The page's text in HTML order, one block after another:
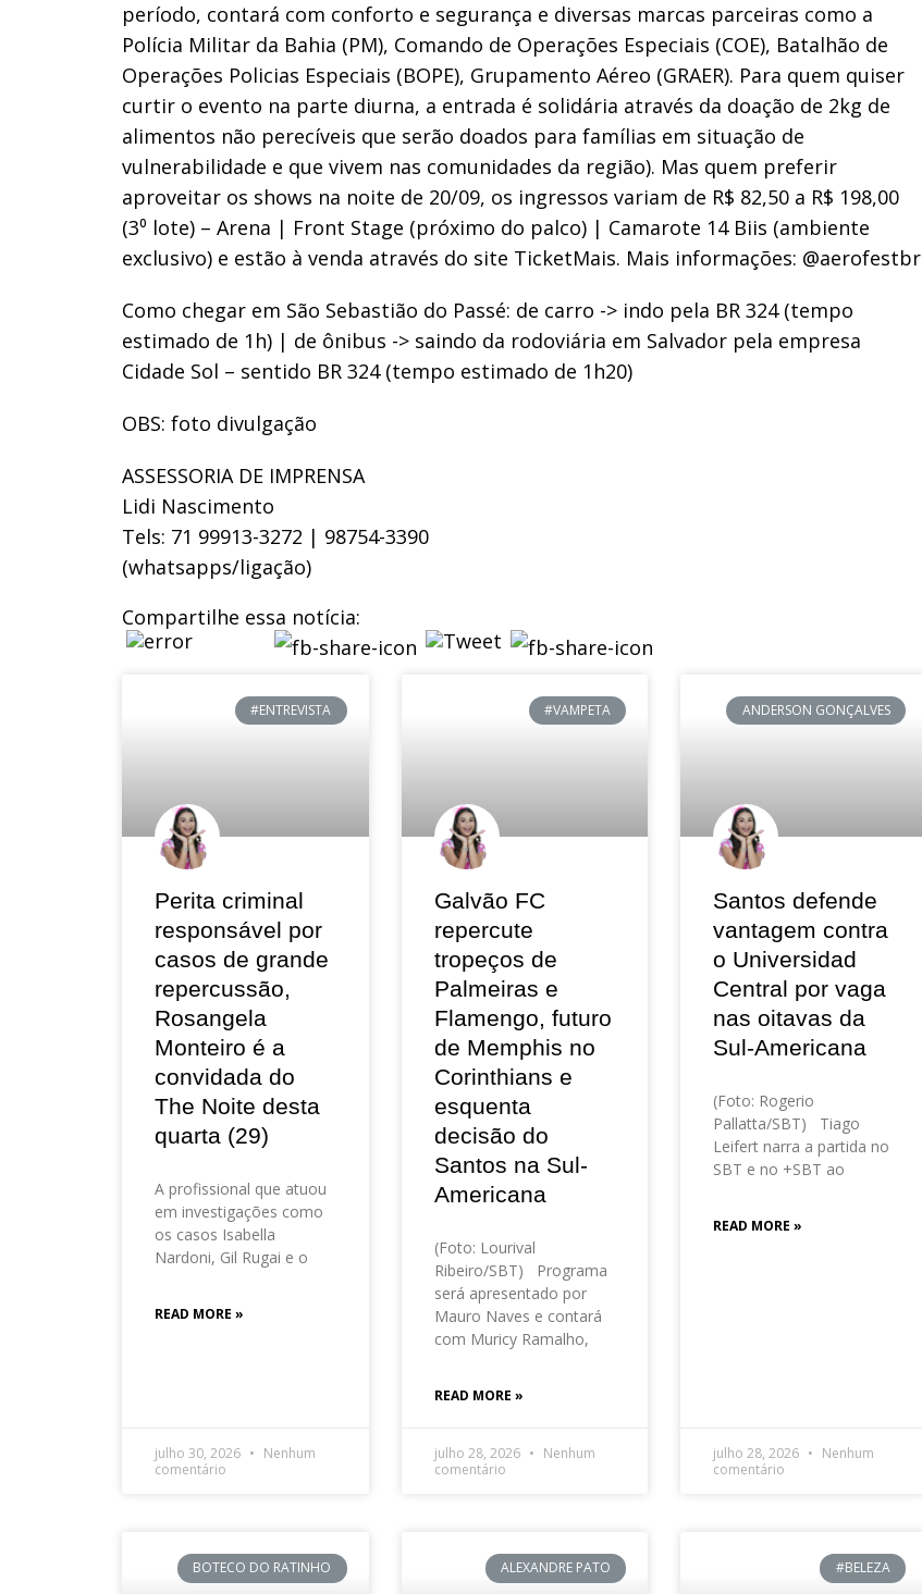
período, contará com conforto e segurança e diversas marcas parceiras como a
Polícia Militar da Bahia (PM), Comando de Operações Especiais (COE), Batalhão de
Operações Policias Especiais (BOPE), Grupamento Aéreo (GRAER). Para quem quiser
curtir o evento na parte diurna, a entrada é solidária através da doação de 2kg de
alimentos não perecíveis que serão doados para famílias em situação de
vulnerabilidade e que vivem nas comunidades da região). Mas quem preferir
aproveitar os shows na noite de 20/09, os ingressos variam de R$ 82,50 a R$ 198,00
(3⁰ lote) – Arena | Front Stage (próximo do palco) | Camarote 14 Biis (ambiente
exclusivo) e estão à venda através do site TicketMais. Mais informações: @aerofestbr
Como chegar em São Sebastião do Passé: de carro -> indo pela BR 324 (tempo
estimado de 1h) | de ônibus -> saindo da rodoviária em Salvador pela empresa
Cidade Sol – sentido BR 324 (tempo estimado de 1h20)
OBS: foto divulgação
ASSESSORIA DE IMPRENSA
Lidi Nascimento
Tels: 71 99913-3272 | 98754-3390
(whatsapps/ligação)
Compartilhe essa notícia:
#ENTREVISTA
Perita criminal
responsável por
casos de grande
repercussão,
Rosangela
Monteiro é a
convidada do
The Noite desta
quarta (29)
A profissional que atuou
em investigações como
os casos Isabella
Nardoni, Gil Rugai e o
READ MORE »
julho 30, 2026
Nenhum
comentário
#VAMPETA
Galvão FC
repercute
tropeços de
Palmeiras e
Flamengo, futuro
de Memphis no
Corinthians e
esquenta
decisão do
Santos na Sul-
Americana
(Foto: Lourival
Ribeiro/SBT) Programa
será apresentado por
Mauro Naves e contará
com Muricy Ramalho,
READ MORE »
julho 28, 2026
Nenhum
comentário
ANDERSON GONÇALVES
Santos defende
vantagem contra
o Universidad
Central por vaga
nas oitavas da
Sul-Americana
(Foto: Rogerio
Pallatta/SBT) Tiago
Leifert narra a partida no
SBT e no +SBT ao
READ MORE »
julho 28, 2026
Nenhum
comentário
BOTECO DO RATINHO ALEXANDRE PATO #BELEZA